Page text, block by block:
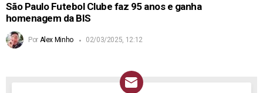
São Paulo Futebol Clube faz 95 anos e ganha
homenagem da BIS
Por Alex Minho 02/03/2025, 12:12